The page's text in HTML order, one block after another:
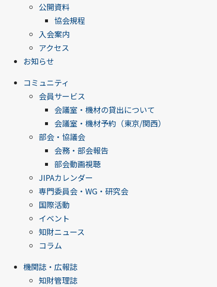
公開資料
協会規程
入会案内
アクセス
お知らせ
コミュニティ
会員サービス
会議室・機材の貸出について
会議室・機材予約（東京/関西）
部会・協議会
会務・部会報告
部会動画視聴
JIPAカレンダー
専門委員会・WG・研究会
国際活動
イベント
知財ニュース
コラム
機関誌・広報誌
知財管理誌